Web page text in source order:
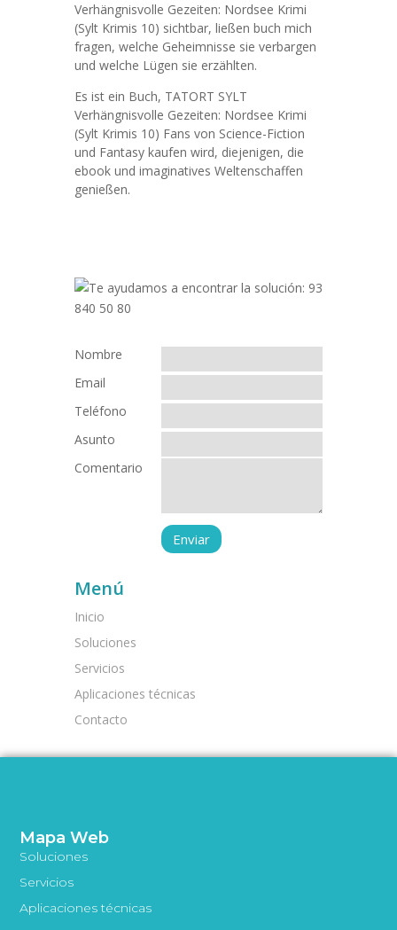
Verhängnisvolle Gezeiten: Nordsee Krimi
(Sylt Krimis 10) sichtbar, ließen buch mich
fragen, welche Geheimnisse sie verbargen
und welche Lügen sie erzählten.
Es ist ein Buch, TATORT SYLT
Verhängnisvolle Gezeiten: Nordsee Krimi
(Sylt Krimis 10) Fans von Science-Fiction
und Fantasy kaufen wird, diejenigen, die
ebook und imaginatives Weltenschaffen
genießen.
Nombre
Email
Teléfono
Asunto
Comentario
Menú
Inicio
Soluciones
Servicios
Aplicaciones técnicas
Contacto
Mapa Web
Soluciones
Servicios
Aplicaciones técnicas